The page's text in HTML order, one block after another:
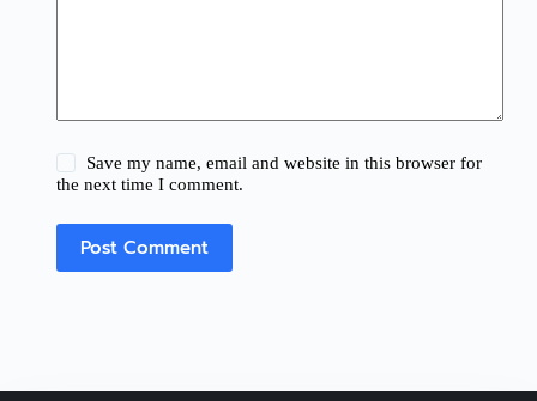
Save my name, email and website in this browser for
the next time I comment.
Post Comment